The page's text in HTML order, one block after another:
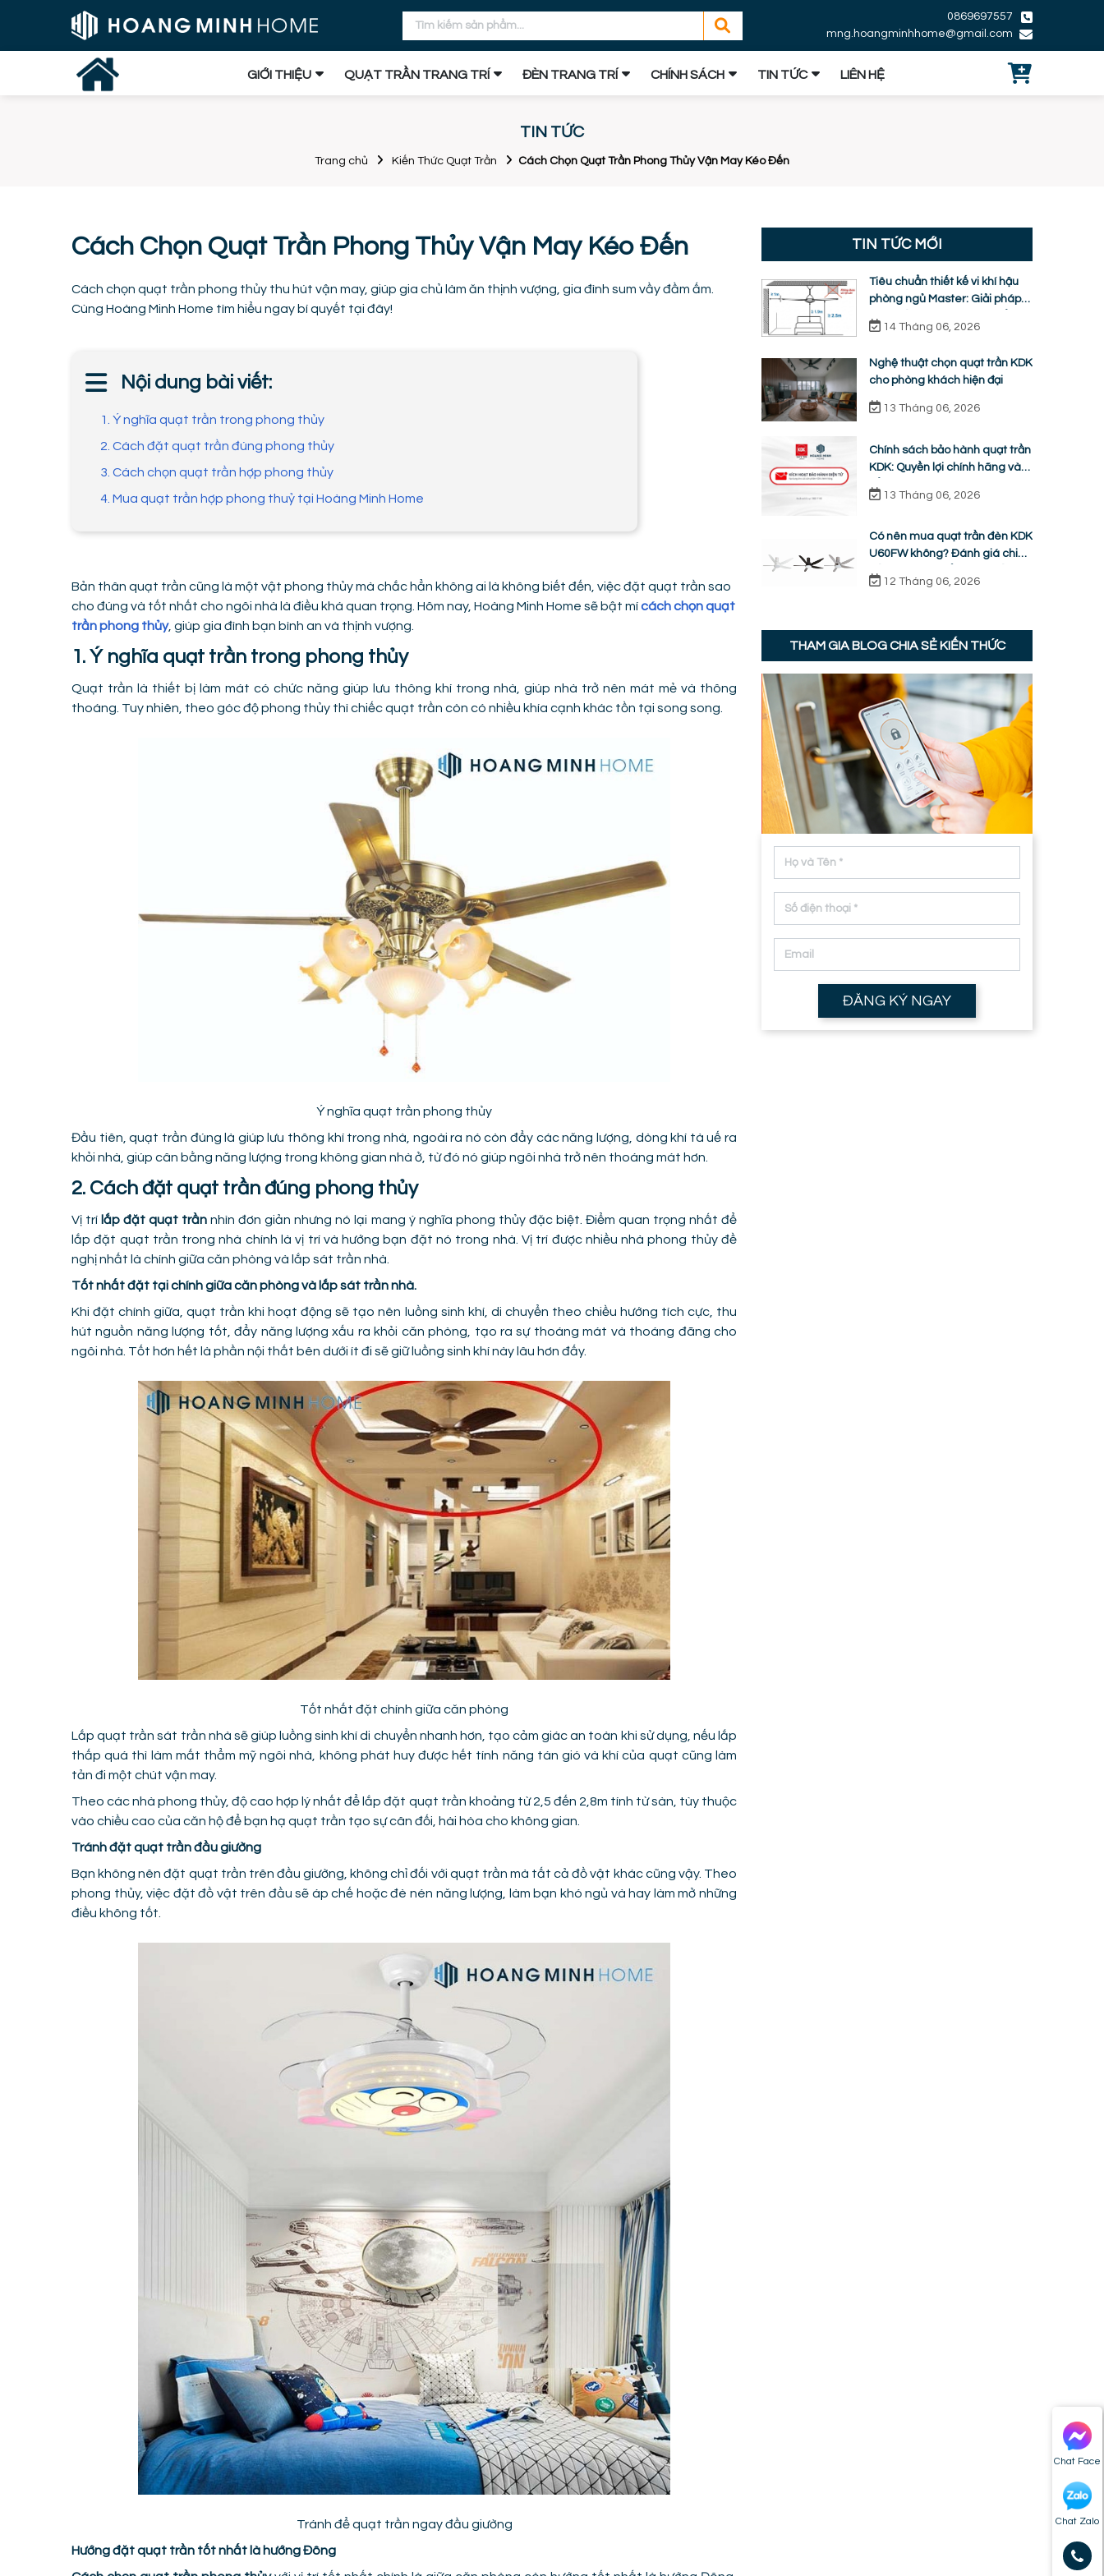
0869697557
mng.hoangminhhome@gmail.com
GIỚI THIỆU QUẠT TRẦN TRANG TRÍ ĐÈN TRANG TRÍ CHÍNH SÁCH TIN TỨC LIÊN HỆ
Chat Face
Chat Zalo
TIN TỨC
Trang chủ Kiến Thức Quạt Trần Cách Chọn Quạt Trần Phong Thủy Vận May Kéo Đến
Cách Chọn Quạt Trần Phong Thủy Vận May Kéo Đến
Cách chọn quạt trần phong thủy thu hút vận may, giúp gia chủ làm ăn thịnh vượng, gia đình sum vầy đầm ấm.
Cùng Hoàng Minh Home tìm hiểu ngay bí quyết tại đây!
Nội dung bài viết:
1. Ý nghĩa quạt trần trong phong thủy
2. Cách đặt quạt trần đúng phong thủy
3. Cách chọn quạt trần hợp phong thủy
4. Mua quạt trần hợp phong thuỷ tại Hoàng Minh Home
Bản thân quạt trần cũng là một vật phong thủy mà chắc hẳn không ai là không biết đến, việc đặt quạt trần sao
cho đúng và tốt nhất cho ngôi nhà là điều khá quan trọng. Hôm nay, Hoàng Minh Home sẽ bật mícách chọn quạt
trần phong thủy, giúp gia đình bạn bình an và thịnh vượng.
1. Ý nghĩa quạt trần trong phong thủy
Quạt trần là thiết bị làm mát có chức năng giúp lưu thông khí trong nhà, giúp nhà trở nên mát mẻ và thông
thoáng. Tuy nhiên, theo góc độ phong thủy thì chiếc quạt trần còn có nhiều khía cạnh khác tồn tại song song.
Ý nghĩa quạt trần phong thủy
Đầu tiên, quạt trần đúng là giúp lưu thông khí trong nhà, ngoài ra nó còn đẩy các năng lượng, dòng khí tà uế ra
khỏi nhà, giúp cân bằng năng lượng trong không gian nhà ở, từ đó nó giúp ngôi nhà trở nên thoáng mát hơn.
2. Cách đặt quạt trần đúng phong thủy
Vị trí lắp đặt quạt trần nhìn đơn giản nhưng nó lại mang ý nghĩa phong thủy đặc biệt. Điểm quan trọng nhất để
lắp đặt quạt trần trong nhà chính là vị trí và hướng bạn đặt nó trong nhà. Vị trí được nhiều nhà phong thủy đề
nghị nhất là chính giữa căn phòng và lắp sát trần nhà.
Tốt nhất đặt tại chính giữa căn phòng và lắp sát trần nhà.
Khi đặt chính giữa, quạt trần khi hoạt động sẽ tạo nên luồng sinh khí, di chuyển theo chiều hướng tích cực, thu
hút nguồn năng lượng tốt, đẩy năng lượng xấu ra khỏi căn phòng, tạo ra sự thoáng mát và thoáng đãng cho
ngôi nhà. Tốt hơn hết là phần nội thất bên dưới ít đi sẽ giữ luồng sinh khí này lâu hơn đấy.
Tốt nhất đặt chính giữa căn phòng
Lắp quạt trần sát trần nhà sẽ giúp luồng sinh khí di chuyển nhanh hơn, tạo cảm giác an toàn khi sử dụng, nếu lắp
thấp quá thì làm mất thẩm mỹ ngôi nhà, không phát huy được hết tính năng tán gió và khí của quạt cũng làm
tản đi một chút vận may.
Theo các nhà phong thủy, độ cao hợp lý nhất để lắp đặt quạt trần khoảng từ 2,5 đến 2,8m tính từ sàn, tùy thuộc
vào chiều cao của căn hộ để bạn hạ quạt trần tạo sự cân đối, hài hòa cho không gian.
Tránh đặt quạt trần đầu giường
Bạn không nên đặt quạt trần trên đầu giường, không chỉ đối với quạt trần mà tất cả đồ vật khác cũng vậy. Theo
phong thủy, việc đặt đồ vật trên đầu sẽ áp chế hoặc đè nén năng lượng, làm bạn khó ngủ và hay làm mở những
điều không tốt.
Tránh để quạt trần ngay đầu giường
Hướng đặt quạt trần tốt nhất là hướng Đông
TIN TỨC MỚI
Tiêu chuẩn thiết kế vi khí hậu
phòng ngủ Master: Giải pháp
quạt trần KDK ti ngắn chuẩn
nhân trắc học
14 Tháng 06, 2026
Nghệ thuật chọn quạt trần KDK
cho phòng khách hiện đại
13 Tháng 06, 2026
Chính sách bảo hành quạt trần
KDK: Quyền lợi chính hãng và
13 Tháng 06, 2026
Có nên mua quạt trần đèn KDK
U60FW không? Đánh giá chi
tiết ưu nhược điểm thực tế
12 Tháng 06, 2026
THAM GIA BLOG CHIA SẺ KIẾN THỨC
ĐĂNG KÝ NGAY